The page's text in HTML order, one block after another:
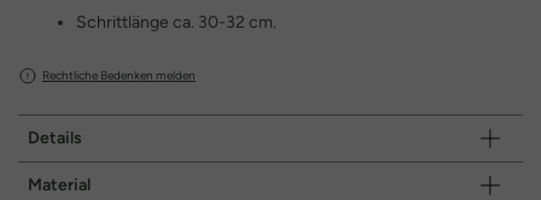
Schrittlänge ca. 30-32 cm.
Rechtliche Bedenken melden
Details
Material